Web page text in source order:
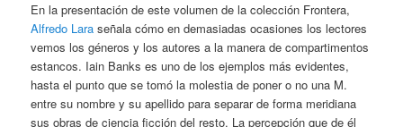
En la presentación de este volumen de la colección Frontera,
Alfredo Lara señala cómo en demasiadas ocasiones los lectores
vemos los géneros y los autores a la manera de compartimentos
estancos. Iain Banks es uno de los ejemplos más evidentes,
hasta el punto que se tomó la molestia de poner o no una M.
entre su nombre y su apellido para separar de forma meridiana
sus obras de ciencia ficción del resto. La percepción que de él